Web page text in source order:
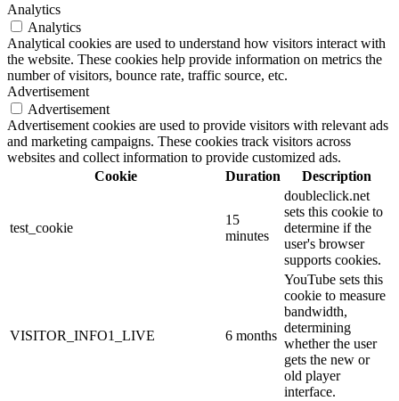
Analytics
Analytics
Analytical cookies are used to understand how visitors interact with
the website. These cookies help provide information on metrics the
number of visitors, bounce rate, traffic source, etc.
Advertisement
Advertisement
Advertisement cookies are used to provide visitors with relevant ads
and marketing campaigns. These cookies track visitors across
websites and collect information to provide customized ads.
Cookie
Duration Description
test_cookie
15
minutes
doubleclick.net
sets this cookie to
determine if the
user's browser
supports cookies.
VISITOR_INFO1_LIVE 6 months
YouTube sets this
cookie to measure
bandwidth,
determining
whether the user
gets the new or
old player
interface.